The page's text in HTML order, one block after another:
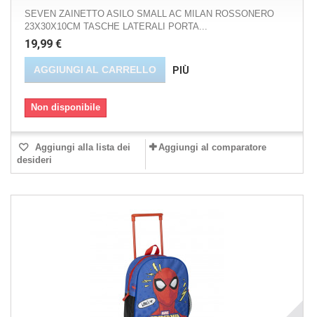
SEVEN ZAINETTO ASILO SMALL AC MILAN ROSSONERO
23X30X10CM TASCHE LATERALI PORTA...
19,99 €
AGGIUNGI AL CARRELLO PIÙ
Non disponibile
Aggiungi alla lista dei
desideri
Aggiungi al comparatore